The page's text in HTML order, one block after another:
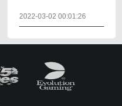
2022-03-02 00:01:26